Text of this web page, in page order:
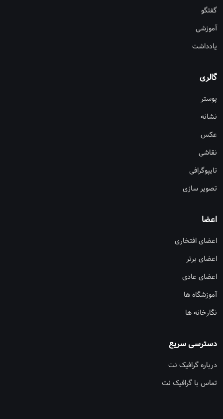
گفتگو
آموزشی
یادداشت
گالری
پوستر
نشانه
عکس
نقاشی
تایپوگرافی
تصویر سازی
اعضا
اعضای افتخاری
اعضای برتر
اعضای عادی
آموزشگاه ها
نگارخانه ها
دسترسی سریع
درباره گرافیک نت
تماس با گرافیک نت